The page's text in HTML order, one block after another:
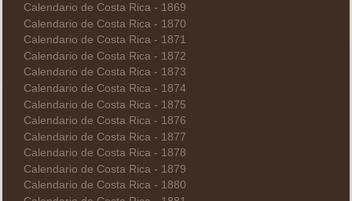
Calendario de Costa Rica - 1869
Calendario de Costa Rica - 1870
Calendario de Costa Rica - 1871
Calendario de Costa Rica - 1872
Calendario de Costa Rica - 1873
Calendario de Costa Rica - 1874
Calendario de Costa Rica - 1875
Calendario de Costa Rica - 1876
Calendario de Costa Rica - 1877
Calendario de Costa Rica - 1878
Calendario de Costa Rica - 1879
Calendario de Costa Rica - 1880